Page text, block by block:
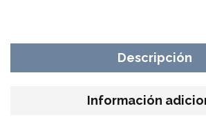
Descripción
Información